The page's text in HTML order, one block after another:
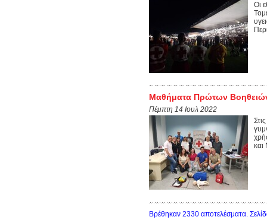
Οι
Μαθήματα Πρώτων
Πέμπτη 14 Ιουλ 2022
και
Βρέθηκαν 2330 αποτελέσματα.